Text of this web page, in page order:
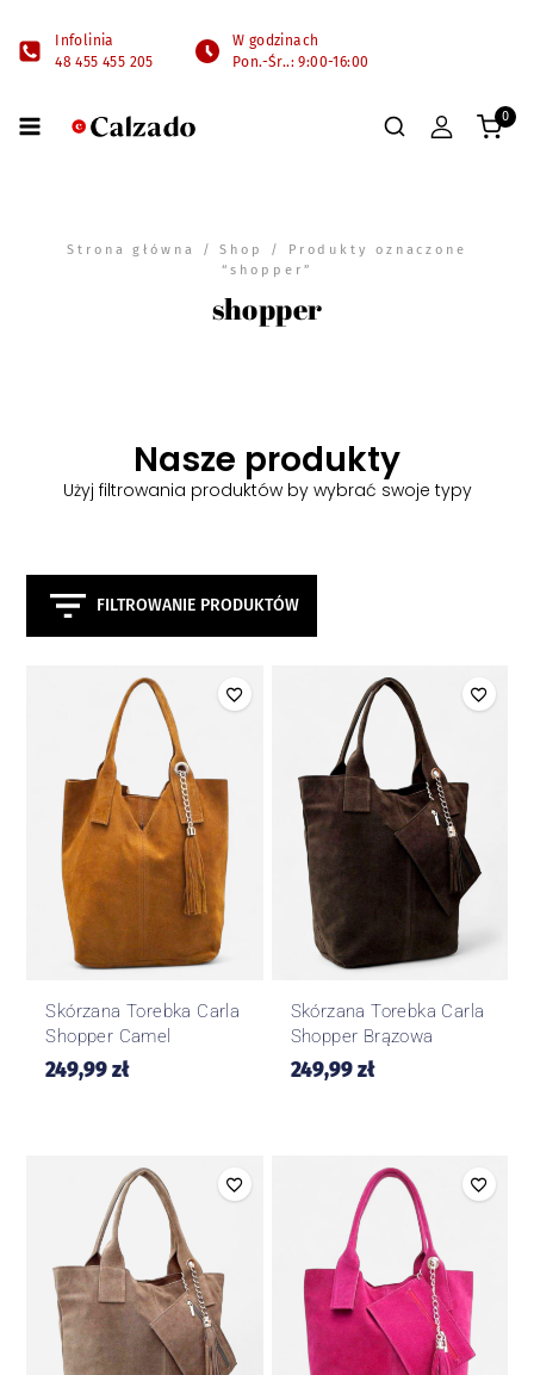
Infolinia
48 455 455 205
W godzinach
Pon.-Śr..: 9:00-16:00
0
Strona główna /Shop
/ Produkty oznaczone
“shopper”
shopper
Nasze produkty
Użyj filtrowania produktów by wybrać swoje typy
FILTROWANIE PRODUKTÓW
Skórzana Torebka Carla
Shopper Camel
249,99zł
Skórzana Torebka Carla
Shopper Brązowa
249,99zł